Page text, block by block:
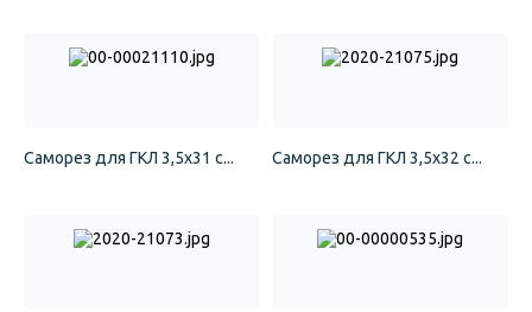
Саморез для ГКЛ 3,5х31 с... Саморез для ГКЛ 3,5х32 с...